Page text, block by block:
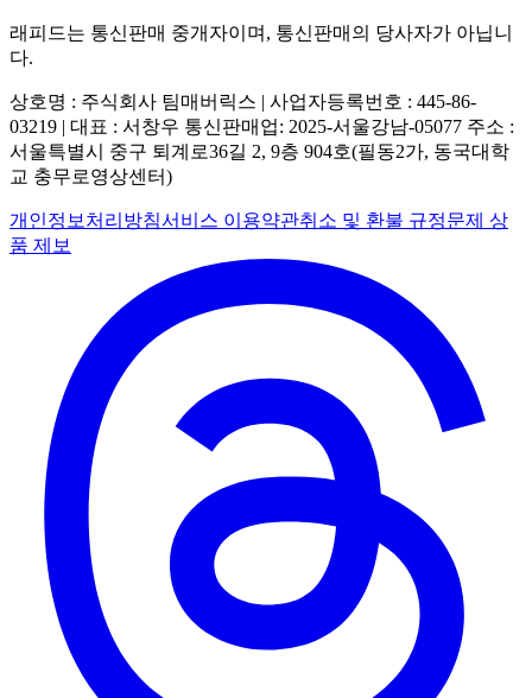
래피드는 통신판매 중개자이며, 통신판매의 당사자가 아닙니
다.
상호명 : 주식회사 팀매버릭스 | 사업자등록번호 : 445-86-
03219 | 대표 : 서창우 통신판매업: 2025-서울강남-05077 주소 :
서울특별시 중구 퇴계로36길 2, 9층 904호(필동2가, 동국대학
교 충무로영상센터)
개인정보처리방침서비스 이용약관취소 및 환불 규정문제 상
품 제보